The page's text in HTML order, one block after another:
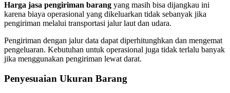
Harga jasa pengiriman barang yang masih bisa dijangkau ini
karena biaya operasional yang dikeluarkan tidak sebanyak jika
pengiriman melalui transportasi jalur laut dan udara.
Pengiriman dengan jalur data dapat diperhitunghkan dan mengemat
pengeluaran. Kebutuhan untuk operasional juga tidak terlalu banyak
jika menggunakan pengiriman lewat darat.
Penyesuaian Ukuran Barang